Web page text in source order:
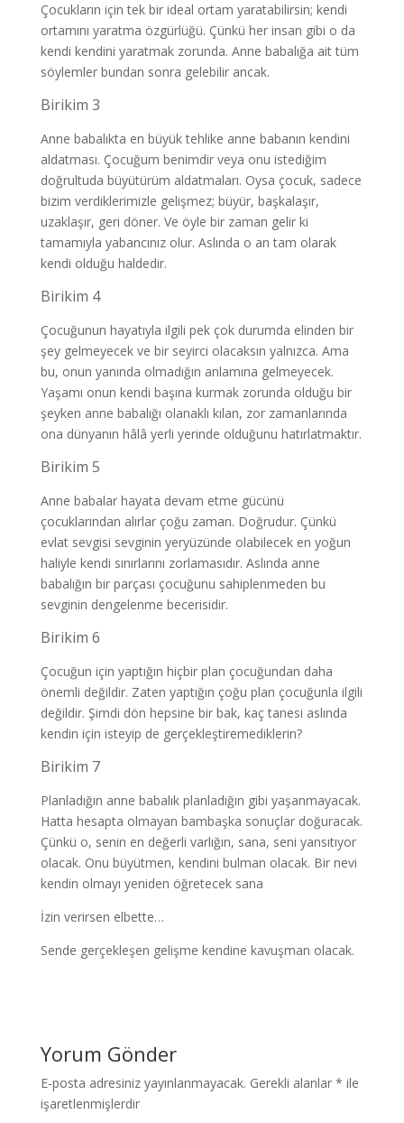
Çocukların için tek bir ideal ortam yaratabilirsin; kendi
ortamını yaratma özgürlüğü. Çünkü her insan gibi o da
kendi kendini yaratmak zorunda. Anne babalığa ait tüm
söylemler bundan sonra gelebilir ancak.
Birikim 3
Anne babalıkta en büyük tehlike anne babanın kendini
aldatması. Çocuğum benimdir veya onu istediğim
doğrultuda büyütürüm aldatmaları. Oysa çocuk, sadece
bizim verdiklerimizle gelişmez; büyür, başkalaşır,
uzaklaşır, geri döner. Ve öyle bir zaman gelir ki
tamamıyla yabancınız olur. Aslında o an tam olarak
kendi olduğu haldedir.
Birikim 4
Çocuğunun hayatıyla ilgili pek çok durumda elinden bir
şey gelmeyecek ve bir seyirci olacaksın yalnızca. Ama
bu, onun yanında olmadığın anlamına gelmeyecek.
Yaşamı onun kendi başına kurmak zorunda olduğu bir
şeyken anne babalığı olanaklı kılan, zor zamanlarında
ona dünyanın hâlâ yerli yerinde olduğunu hatırlatmaktır.
Birikim 5
Anne babalar hayata devam etme gücünü
çocuklarından alırlar çoğu zaman. Doğrudur. Çünkü
evlat sevgisi sevginin yeryüzünde olabilecek en yoğun
haliyle kendi sınırlarını zorlamasıdır. Aslında anne
babalığın bir parçası çocuğunu sahiplenmeden bu
sevginin dengelenme becerisidir.
Birikim 6
Çocuğun için yaptığın hiçbir plan çocuğundan daha
önemli değildir. Zaten yaptığın çoğu plan çocuğunla ilgili
değildir. Şimdi dön hepsine bir bak, kaç tanesi aslında
kendin için isteyip de gerçekleştiremediklerin?
Birikim 7
Planladığın anne babalık planladığın gibi yaşanmayacak.
Hatta hesapta olmayan bambaşka sonuçlar doğuracak.
Çünkü o, senin en değerli varlığın, sana, seni yansıtıyor
olacak. Onu büyütmen, kendini bulman olacak. Bir nevi
kendin olmayı yeniden öğretecek sana
İzin verirsen elbette…
Sende gerçekleşen gelişme kendine kavuşman olacak.
Yorum Gönder
E-posta adresiniz yayınlanmayacak. Gerekli alanlar * ile
işaretlenmişlerdir